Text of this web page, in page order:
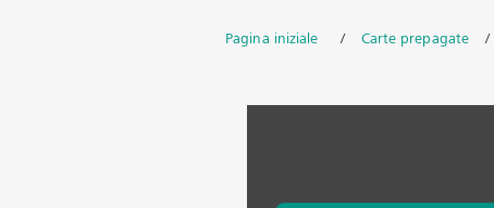
Pagina iniziale / Carte prepagate /